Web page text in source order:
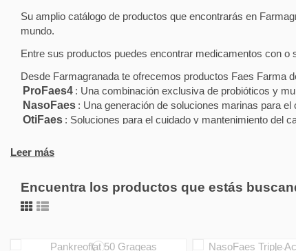
Su amplio catálogo de productos que encontrarás en
mundo.
Entre sus productos puedes encontrar medicamentos con
Desde Farmagranada te ofrecemos productos Faes Farma
ProFaes4 : Una combinación exclusiva de probióticos y
NasoFaes : Una generación de soluciones marinas para
OtiFaes : Soluciones para el cuidado y mantenimiento del
Leer más
Encuentra los productos que estás